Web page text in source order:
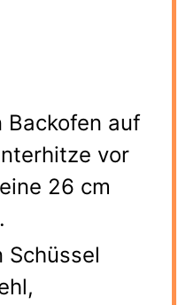
Backofen auf
vor
26 cm
Schüssel